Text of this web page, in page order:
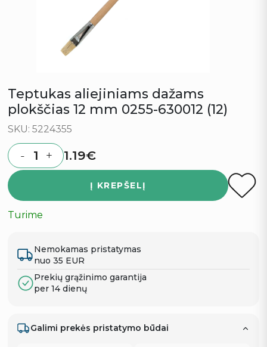
Teptukas aliejiniams dažams
plokščias 12 mm 0255-630012 (12)
SKU: 5224355
Quantity
- + 1.19€
Į KREPŠELĮ
Turime
Nemokamas pristatymas
nuo 35 EUR
Prekių grąžinimo garantija
per 14 dienų
Galimi prekės pristatymo būdai